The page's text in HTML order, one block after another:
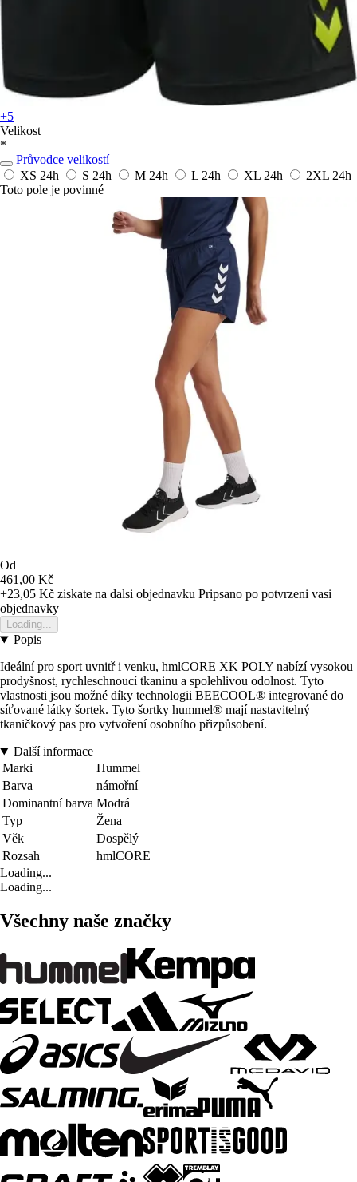
+5
Velikost
*
Průvodce velikostí
XS 24h S 24h M 24h L 24h XL 24h 2XL 24h
Toto pole je povinné
Od
461,00 Kč
+23,05 Kč ziskate na dalsi objednavku Pripsano po potvrzeni vasi
objednavky
Loading...
Popis
Ideální pro sport uvnitř i venku, hmlCORE XK POLY nabízí vysokou
prodyšnost, rychleschnoucí tkaninu a spolehlivou odolnost. Tyto
vlastnosti jsou možné díky technologii BEECOOL® integrované do
síťované látky šortek. Tyto šortky hummel® mají nastavitelný
tkaničkový pas pro vytvoření osobního přizpůsobení.
Další informace
Marki
Hummel
Barva
námořní
Dominantní barva Modrá
Typ
Žena
Věk
Dospělý
Rozsah
hmlCORE
Loading...
Loading...
Všechny naše značky